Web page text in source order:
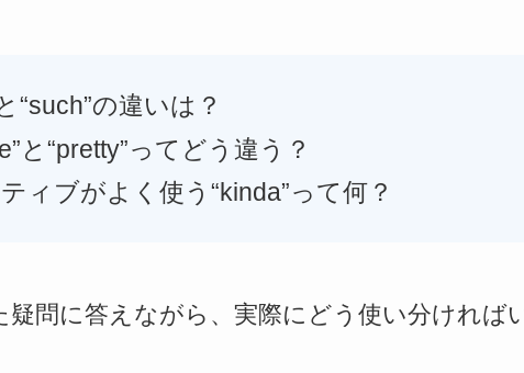
“such”の違いは？
と“pretty”ってどう違う？
ィブがよく使う“kinda”って何？
疑問に答えながら、実際にどう使い分ければ